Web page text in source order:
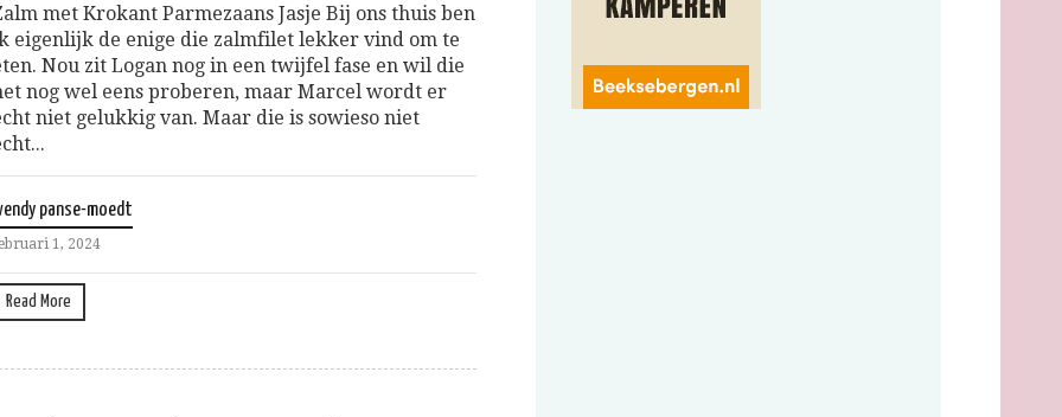
met Krokant Parmezaans Jasje Bij ons thuis ben
eigenlijk de enige die zalmfilet lekker vind om te
Nou zit Logan nog in een twijfel fase en wil die
nog wel eens proberen, maar Marcel wordt er
niet gelukkig van. Maar die is sowieso niet
panse-moedt
1, 2024
Read More